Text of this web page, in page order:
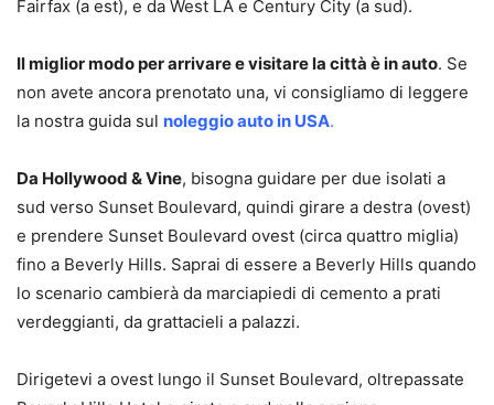
Fairfax (a est), e da West LA e Century City (a sud).
Il miglior modo per arrivare e visitare la città è in auto. Se
non avete ancora prenotato una, vi consigliamo di leggere
la nostra guida sul noleggio auto in USA.
Da Hollywood & Vine, bisogna guidare per due isolati a
sud verso Sunset Boulevard, quindi girare a destra (ovest)
e prendere Sunset Boulevard ovest (circa quattro miglia)
fino a Beverly Hills. Saprai di essere a Beverly Hills quando
lo scenario cambierà da marciapiedi di cemento a prati
verdeggianti, da grattacieli a palazzi.
Dirigetevi a ovest lungo il Sunset Boulevard, oltrepassate